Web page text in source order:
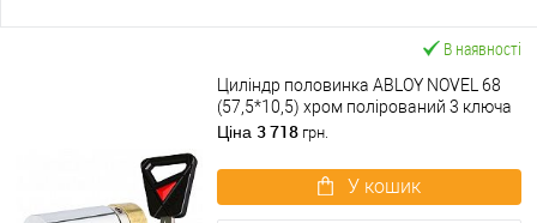
В наявності
Циліндр половинка ABLOY NOVEL 68
(57,5*10,5) хром полірований 3 ключа
Ціна 3 718 грн.
У кошик